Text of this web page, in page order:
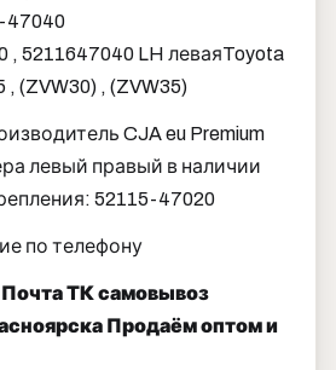
47040
, 5211647040 LH леваяToyota
, (ZVW30) , (ZVW35)
CJA eu Premium
левый правый в наличии
52115-47020
по телефону
ТК самовывоз
Продаём оптом и